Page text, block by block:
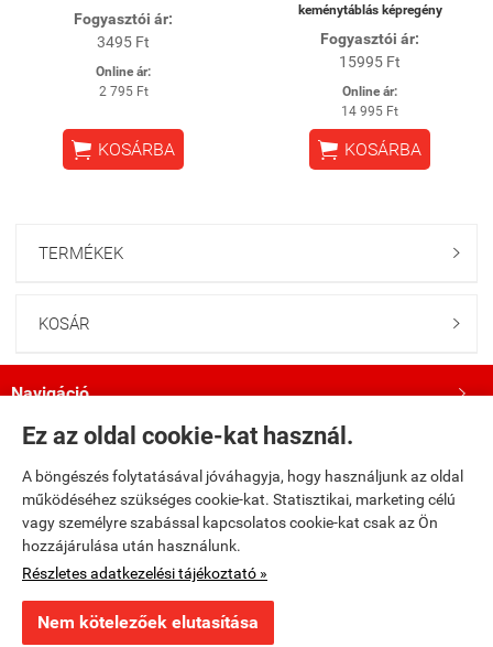
Ez az oldal cookie-kat használ.
A böngészés folytatásával jóváhagyja, hogy használjunk az oldal
működéséhez szükséges cookie-kat. Statisztikai, marketing célú
vagy személyre szabással kapcsolatos cookie-kat csak az Ön
hozzájárulása után használunk.
Részletes adatkezelési tájékoztató »
Nem kötelezőek elutasítása
Fogyasztói ár:
3495 Ft
Online ár:
2 795 Ft
 KOSÁRBA
keménytáblás képregény
Fogyasztói ár:
15995 Ft
Online ár:
14 995 Ft
 KOSÁRBA
TERMÉKEK 
KOSÁR 
Navigáció 
Bemutatkozás
Kövess minket a Facebookon!
Ajánlott termék